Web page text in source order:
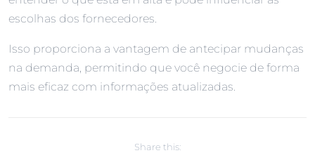
escolhas dos fornecedores.
Isso proporciona a vantagem de antecipar mudanças
na demanda, permitindo que você negocie de forma
mais eficaz com informações atualizadas.
Share this: